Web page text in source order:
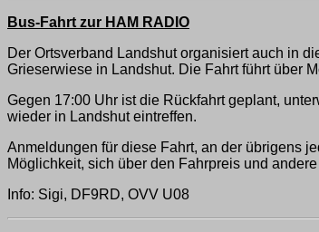
Bus-Fahrt zur HAM RADIO
Der Ortsverband Landshut organisiert auch in
Grieserwiese in Landshut. Die Fahrt führt über
Gegen 17:00 Uhr ist die Rückfahrt geplant,
wieder in Landshut eintreffen.
Anmeldungen für diese Fahrt, an der übrigens
Möglichkeit, sich über den Fahrpreis und
Info: Sigi, DF9RD, OVV U08